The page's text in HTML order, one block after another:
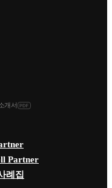
개서
Partner
례집